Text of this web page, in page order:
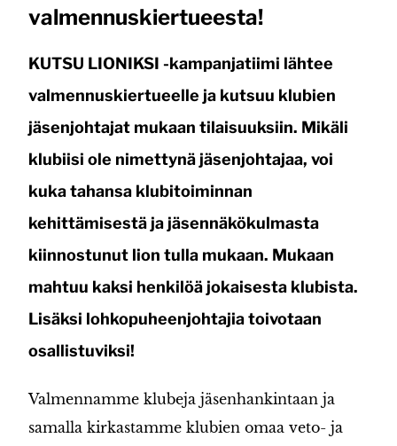
valmennuskiertueesta!
KUTSU LIONIKSI -kampanjatiimi lähtee
valmennuskiertueelle ja kutsuu klubien
jäsenjohtajat mukaan tilaisuuksiin. Mikäli
klubiisi ole nimettynä jäsenjohtajaa, voi
kuka tahansa klubitoiminnan
kehittämisestä ja jäsennäkökulmasta
kiinnostunut lion tulla mukaan. Mukaan
mahtuu kaksi henkilöä jokaisesta klubista.
Lisäksi lohkopuheenjohtajia toivotaan
osallistuviksi!
Valmennamme klubeja jäsenhankintaan ja
samalla kirkastamme klubien omaa veto- ja